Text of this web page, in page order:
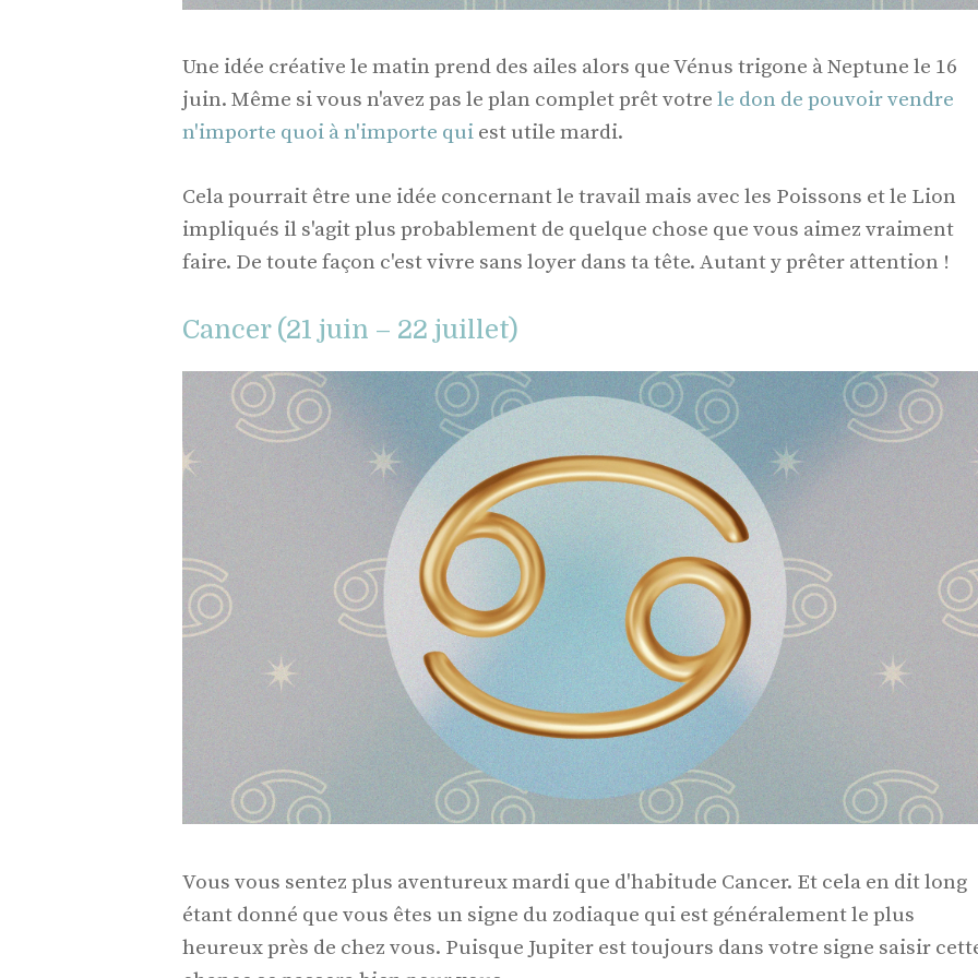
Une idée créative le matin prend des ailes alors que Vénus trigone à Neptune le 16
juin. Même si vous n'avez pas le plan complet prêt votre le don de pouvoir vendre
n'importe quoi à n'importe qui est utile mardi.
Cela pourrait être une idée concernant le travail mais avec les Poissons et le Lion
impliqués il s'agit plus probablement de quelque chose que vous aimez vraiment
faire. De toute façon c'est vivre sans loyer dans ta tête. Autant y prêter attention !
Cancer (21 juin – 22 juillet)
Vous vous sentez plus aventureux mardi que d'habitude Cancer. Et cela en dit long
étant donné que vous êtes un signe du zodiaque qui est généralement le plus
heureux près de chez vous. Puisque Jupiter est toujours dans votre signe saisir